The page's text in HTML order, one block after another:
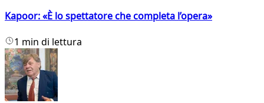
Kapoor: «È lo spettatore che completa l’opera»
1 min di lettura